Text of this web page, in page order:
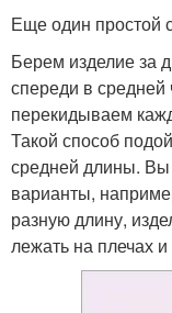
Еще один простой
Берем изделие за
спереди в
перекидываем
Такой способ
средней длины. Вы
варианты,
разную длину,
лежать на плечах и